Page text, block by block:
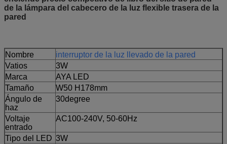
de la lámpara del cabecero de la luz flexible trasera de la
pared
Nombre
interruptor de la luz llevado de la pared
Vatios
3W
Marca
AYA LED
Tamaño
W50 H178mm
Ángulo de
haz
30degree
Voltaje
entrado
AC100-240V, 50-60Hz
Tipo del LED 3W